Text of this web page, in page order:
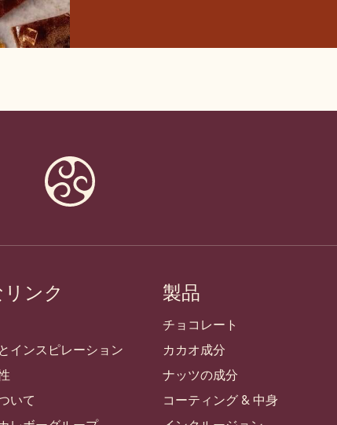
ンク
インスピレーション
いて
製品
チョコレート
カカオ成分
ナッツの成分
コーティング & 中身